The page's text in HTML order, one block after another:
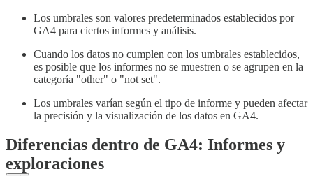
Los umbrales son valores predeterminados establecidos por
GA4 para ciertos informes y análisis.
Cuando los datos no cumplen con los umbrales establecidos,
es posible que los informes no se muestren o se agrupen en la
categoría "other" o "not set".
Los umbrales varían según el tipo de informe y pueden afectar
la precisión y la visualización de los datos en GA4.
Diferencias dentro de GA4: Informes y
exploraciones